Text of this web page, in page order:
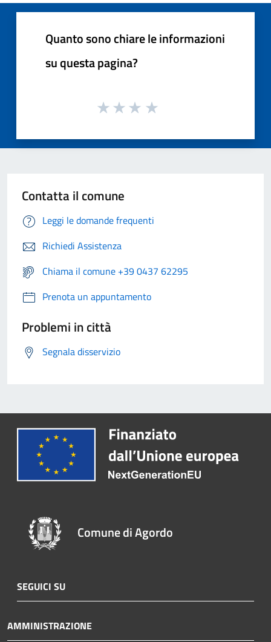
Quanto sono chiare le informazioni
su questa pagina?
Contatta il comune
Leggi le domande frequenti
Richiedi Assistenza
Chiama il comune +39 0437 62295
Prenota un appuntamento
Problemi in città
Segnala disservizio
Comune di Agordo
SEGUICI SU
AMMINISTRAZIONE